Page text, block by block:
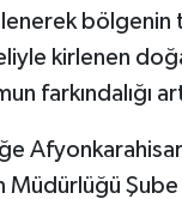
bölgenin
kirlenen
farkındalığı
Müdürlüğü